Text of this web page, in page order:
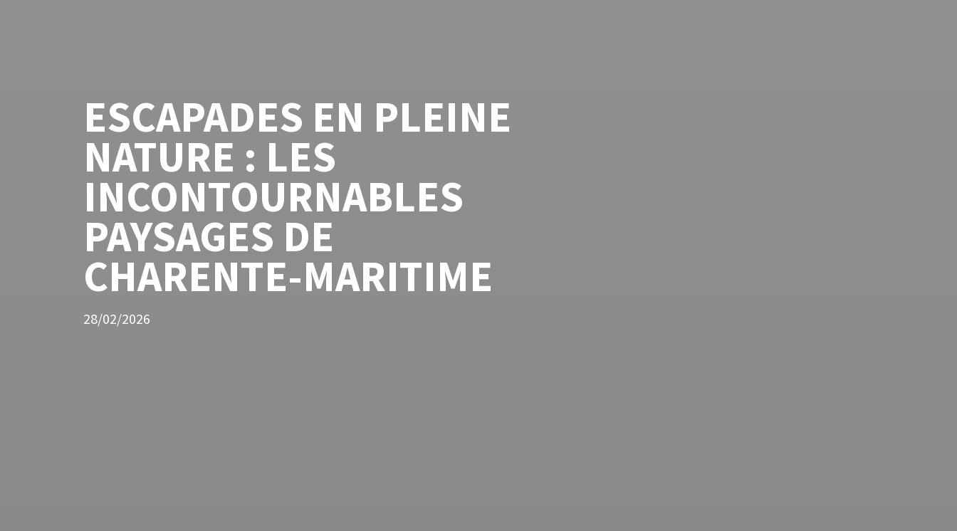
ESCAPADES EN PLEINE
NATURE : LES
INCONTOURNABLES
PAYSAGES DE
CHARENTE-MARITIME
28/02/2026